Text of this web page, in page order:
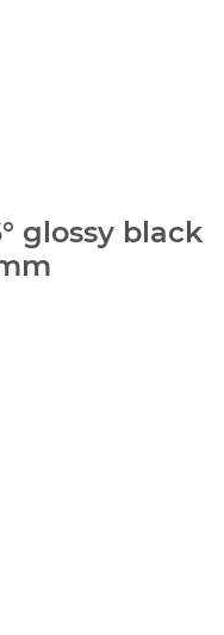
glossy black